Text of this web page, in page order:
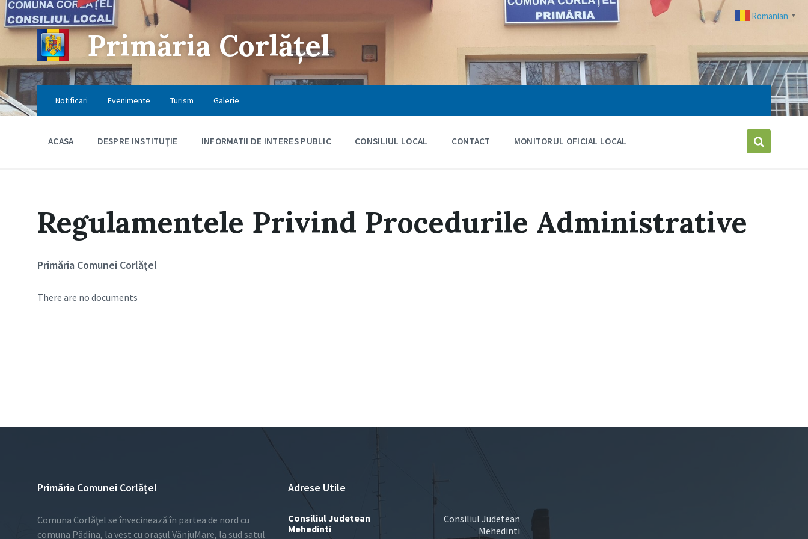
Skip
to
content
Skip
to
main
navigation
Skip
to
footer
Primăria Corlățel
Notificari Evenimente Turism Galerie
ACASA DESPRE INSTITUŢIE INFORMATII DE INTERES PUBLIC CONSILIUL LOCAL CONTACT MONITORUL OFICIAL LOCAL
Regulamentele Privind Procedurile Administrative
Primăria Comunei Corlățel
There are no documents
Primăria Comunei Corlățel
Comuna Corlăţel se învecinează în partea de nord cu
comuna Pădina, la vest cu oraşul VânjuMare, la sud satul
Adrese Utile
Consiliul Judetean
Mehedinti
Consiliul Judetean
Mehedinti
Romanian ▼